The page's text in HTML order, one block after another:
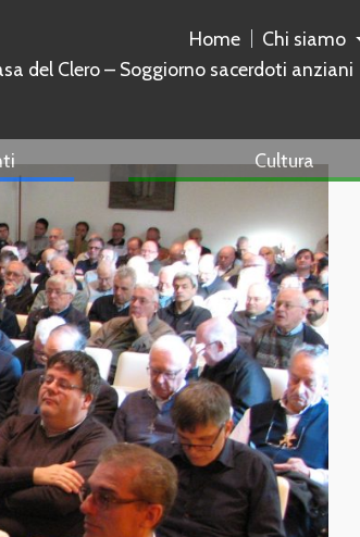
Home Chi siamo
del Clero – Soggiorno sacerdoti anziani
Cultura